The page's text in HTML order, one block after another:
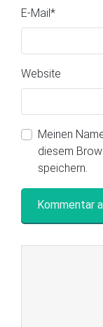
E-Mail *
Website
Meinen
diesem
speichern.